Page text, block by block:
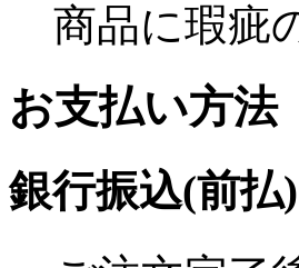
商品に瑕疵
お支払い方法
銀行振込(前払)